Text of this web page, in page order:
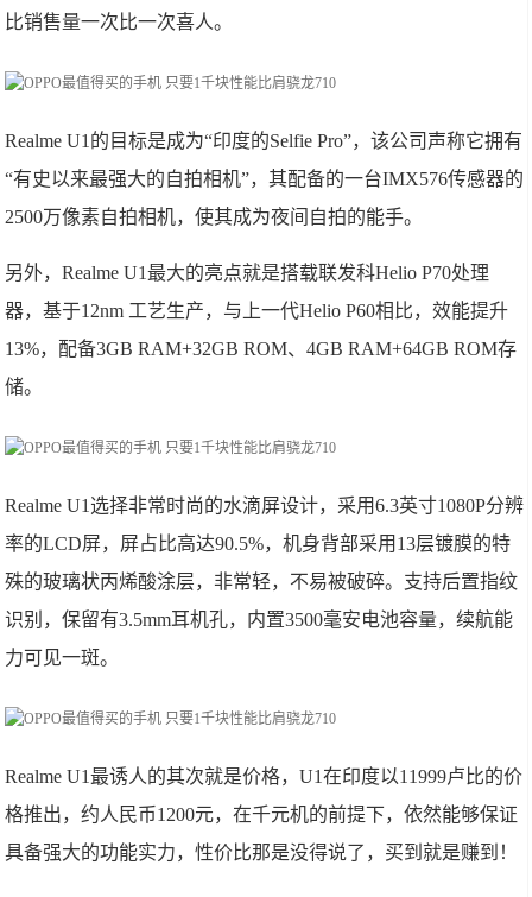
比销售量一次比一次喜人。
Realme U1的目标是成为“印度的Selfie Pro”，该公司声称它拥有
“有史以来最强大的自拍相机”，其配备的一台IMX576传感器的
2500万像素自拍相机，使其成为夜间自拍的能手。
另外，Realme U1最大的亮点就是搭载联发科Helio P70处理
器，基于12nm 工艺生产，与上一代Helio P60相比，效能提升
13%，配备3GB RAM+32GB ROM、4GB RAM+64GB ROM存
储。
Realme U1选择非常时尚的水滴屏设计，采用6.3英寸1080P分辨
率的LCD屏，屏占比高达90.5%，机身背部采用13层镀膜的特
殊的玻璃状丙烯酸涂层，非常轻，不易被破碎。支持后置指纹
识别，保留有3.5mm耳机孔，内置3500毫安电池容量，续航能
力可见一斑。
Realme U1最诱人的其次就是价格，U1在印度以11999卢比的价
格推出，约人民币1200元，在千元机的前提下，依然能够保证
具备强大的功能实力，性价比那是没得说了，买到就是赚到！